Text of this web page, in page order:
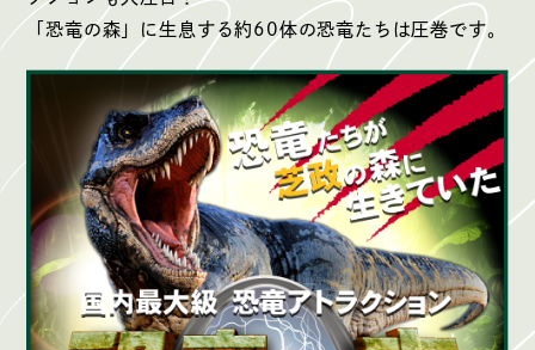
「恐竜の森」に生息する約60体の恐竜たちは圧巻です。